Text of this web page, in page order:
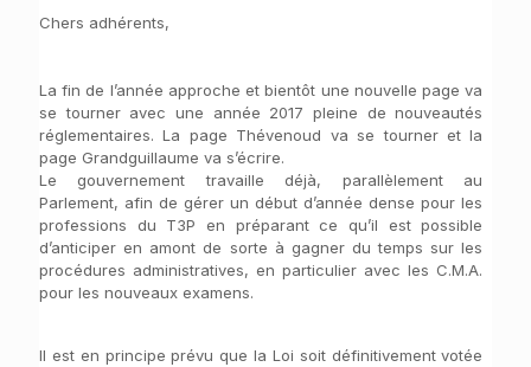
Chers adhérents,
La fin de l’année approche et bientôt une nouvelle page va
se tourner avec une année 2017 pleine de nouveautés
réglementaires. La page Thévenoud va se tourner et la
page Grandguillaume va s’écrire.
Le gouvernement travaille déjà, parallèlement au
Parlement, afin de gérer un début d’année dense pour les
professions du T3P en préparant ce qu’il est possible
d’anticiper en amont de sorte à gagner du temps sur les
procédures administratives, en particulier avec les C.M.A.
pour les nouveaux examens.
Il est en principe prévu que la Loi soit définitivement votée